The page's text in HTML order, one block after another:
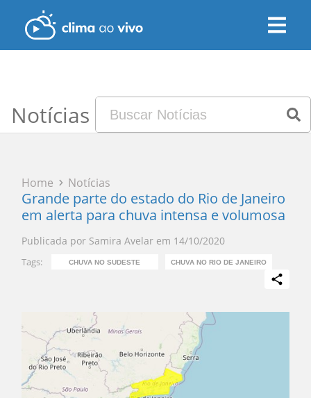
Notícias
Home Notícias
Grande parte do estado do Rio de Janeiro
em alerta para chuva intensa e volumosa
Publicada por Samira Avelar em 14/10/2020
Tags: CHUVA NO SUDESTE CHUVA NO RIO DE JANEIRO